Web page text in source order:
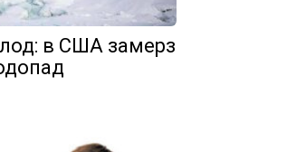
в США замерз